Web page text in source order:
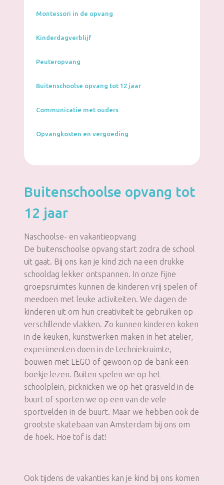
Montessori in de opvang
Kinderdagverblijf
Peuteropvang
Buitenschoolse opvang tot 12 jaar
Communicatie met ouders
Opvangkosten en vergoeding
Buitenschoolse opvang tot
12 jaar
Naschoolse- en vakantieopvang
De buitenschoolse opvang start zodra de school
uit gaat. Bij ons kan je kind zich na een drukke
schooldag lekker ontspannen. In onze fijne
groepsruimtes kunnen de kinderen vrij spelen of
meedoen met leuke activiteiten. We dagen de
kinderen uit om hun creativiteit te gebruiken op
verschillende vlakken. Zo kunnen kinderen koken
in de keuken, kunstwerken maken in het atelier,
experimenten doen in de techniekruimte,
bouwen met LEGO of gewoon op de bank een
boekje lezen. Buiten spelen we op het
schoolplein, picknicken we op het grasveld in de
buurt of sporten we op een van de vele
sportvelden in de buurt. Maar we hebben ook de
grootste skatebaan van Amsterdam bij ons om
de hoek. Hoe tof is dat!
Ook tijdens de vakanties kan je kind bij ons komen